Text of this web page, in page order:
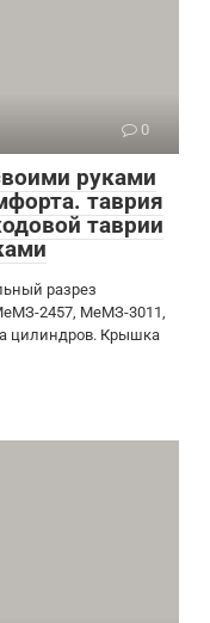
0
руками
таврия
таврии
разрез
2457, МеМЗ-3011,
цилиндров. Крышка